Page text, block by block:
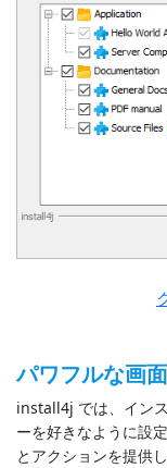
パワフルな画
install4j では、イン
ーを好きなように設
とアクションを提供